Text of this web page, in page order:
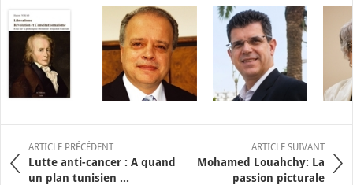
ARTICLE PRÉCÉDENT
Lutte anti-cancer : A quand
un plan tunisien ...
ARTICLE SUIVANT
Mohamed Louahchy: La
passion picturale